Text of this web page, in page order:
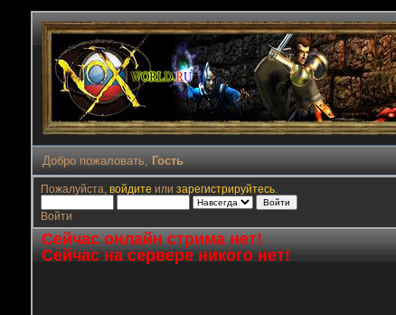
Добро пожаловать, Гость
Пожалуйста, войдите или зарегистрируйтесь.
Войти
Сейчас онлайн стрима нет!
Сейчас на сервере никого нет!